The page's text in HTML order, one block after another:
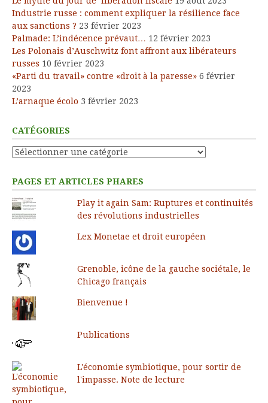
Industrie russe : comment expliquer la résilience face
aux sanctions ? 23 février 2023
Palmade: L’indécence prévaut… 12 février 2023
Les Polonais d’Auschwitz font affront aux libérateurs
russes 10 février 2023
«Parti du travail» contre «droit à la paresse» 6 février
2023
L’arnaque écolo 3 février 2023
CATÉGORIES
Catégories
PAGES ET ARTICLES PHARES
Play it again Sam: Ruptures et continuités
des révolutions industrielles
Lex Monetae et droit européen
Grenoble, icône de la gauche sociétale, le
Chicago français
Bienvenue !
Publications
L'économie symbiotique, pour sortir de
l'impasse. Note de lecture